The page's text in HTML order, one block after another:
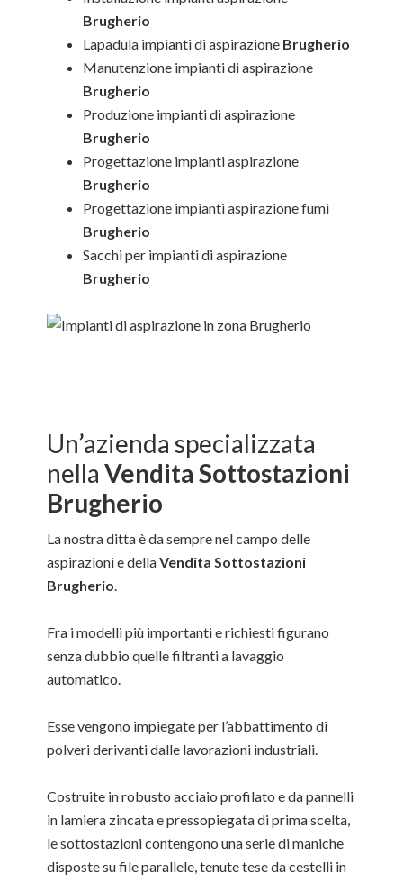
Brugherio
Lapadula impianti di aspirazione Brugherio
Manutenzione impianti di aspirazione
Brugherio
Produzione impianti di aspirazione
Brugherio
Progettazione impianti aspirazione
Brugherio
Progettazione impianti aspirazione fumi
Brugherio
Sacchi per impianti di aspirazione
Brugherio
Un’azienda specializzata
nellaVendita Sottostazioni
Brugherio
La nostra ditta è da sempre nel campo delle
aspirazioni e dellaVendita Sottostazioni
Brugherio.
Fra i modelli più importanti e richiesti figurano
senza dubbio quelle filtranti a lavaggio
automatico.
Esse vengono impiegate per l’abbattimento di
polveri derivanti dalle lavorazioni industriali.
Costruite in robusto acciaio profilato e da pannelli
in lamiera zincata e pressopiegata di prima scelta,
le sottostazioni contengono una serie di maniche
disposte su file parallele, tenute tese da cestelli in